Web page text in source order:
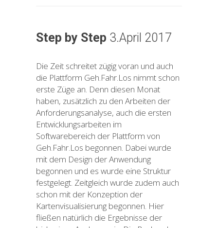
Step by Step 3.April 2017
Die Zeit schreitet zügig voran und auch
die Plattform Geh.Fahr.Los nimmt schon
erste Züge an. Denn diesen Monat
haben, zusätzlich zu den Arbeiten der
Anforderungsanalyse, auch die ersten
Entwicklungsarbeiten im
Softwarebereich der Plattform von
Geh.Fahr.Los begonnen. Dabei wurde
mit dem Design der Anwendung
begonnen und es wurde eine Struktur
festgelegt. Zeitgleich wurde zudem auch
schon mit der Konzeption der
Kartenvisualisierung begonnen. Hier
fließen natürlich die Ergebnisse der